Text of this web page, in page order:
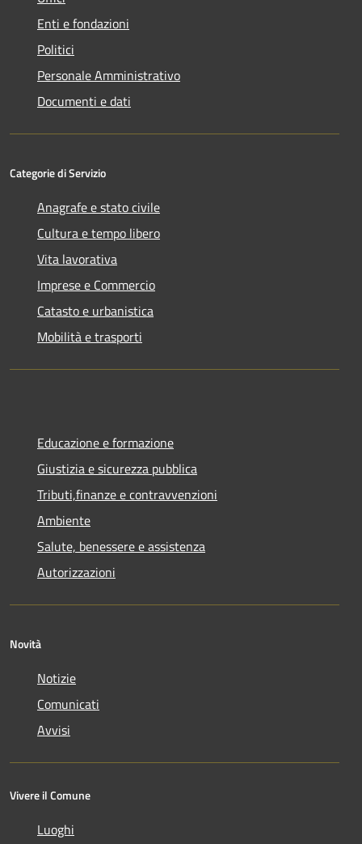
Enti e fondazioni
Politici
Personale Amministrativo
Documenti e dati
Categorie di Servizio
Anagrafe e stato civile
Cultura e tempo libero
Vita lavorativa
Imprese e Commercio
Catasto e urbanistica
Mobilità e trasporti
Educazione e formazione
Giustizia e sicurezza pubblica
Tributi,finanze e contravvenzioni
Ambiente
Salute, benessere e assistenza
Autorizzazioni
Novità
Notizie
Comunicati
Avvisi
Vivere il Comune
Luoghi